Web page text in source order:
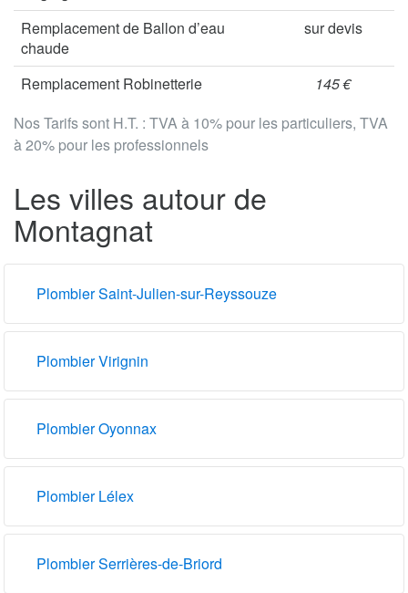
Nos Tarifs sont H.T. : TVA à 10% pour les particuliers, TVA
à 20% pour les professionnels
Remplacement de Ballon d’eau
chaude
sur devis
Remplacement Robinetterie 145 €
Les villes autour de
Montagnat
Plombier Saint-Julien-sur-Reyssouze
Plombier Virignin
Plombier Oyonnax
Plombier Lélex
Plombier Serrières-de-Briord